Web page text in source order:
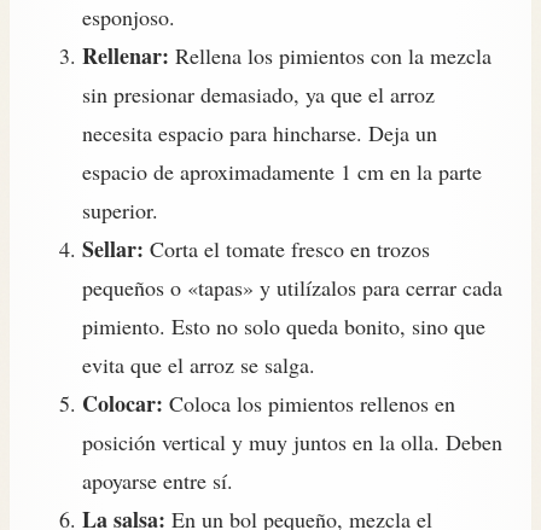
esponjoso.
Rellenar: Rellena los pimientos con la mezcla
sin presionar demasiado, ya que el arroz
necesita espacio para hincharse. Deja un
espacio de aproximadamente 1 cm en la parte
superior.
Sellar: Corta el tomate fresco en trozos
pequeños o «tapas» y utilízalos para cerrar cada
pimiento. Esto no solo queda bonito, sino que
evita que el arroz se salga.
Colocar: Coloca los pimientos rellenos en
posición vertical y muy juntos en la olla. Deben
apoyarse entre sí.
La salsa: En un bol pequeño, mezcla el